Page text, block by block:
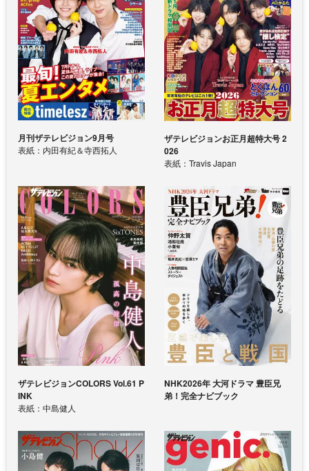
月刊ザテレビジョン9月号
表紙：内田有紀＆寺西拓人
ザテレビジョンお正月超特大号 2
026
表紙：Travis Japan
ザテレビジョンCOLORS Vol.61 P
INK
表紙：中島健人
NHK2026年 大河ドラマ 豊臣兄
弟！完全ナビブック